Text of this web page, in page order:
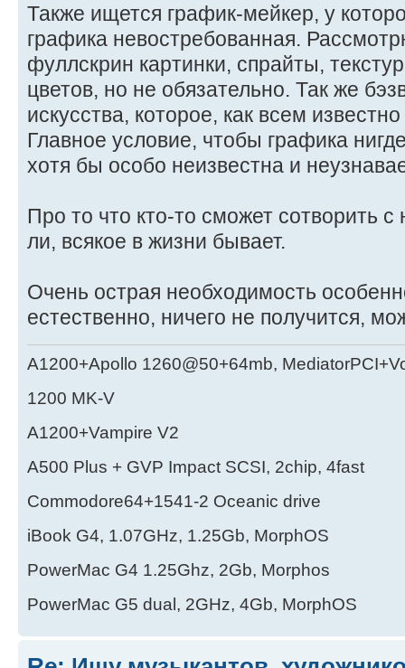
Также ищется график-мейкер, у
графика невостребованная.
фуллскрин картинки, спрайты,
цветов, но не обязательно. Так же
искусства, которое, как всем
Главное условие, чтобы графика
хотя бы особо неизвестна и
Про то что кто-то сможет сотворить
ли, всякое в жизни бывает.
Очень острая необходимость
естественно, ничего не получится,
A1200+Apollo 1260@50+64mb,
1200 MK-V
A1200+Vampire V2
А500 Plus + GVP Impact SCSI, 2chip, 4fast
Commodore64+1541-2 Oceanic drive
iBook G4, 1.07GHz, 1.25Gb, MorphOS
PowerMac G4 1.25Ghz, 2Gb, Morphos
PowerMac G5 dual, 2GHz, 4Gb, MorphOS